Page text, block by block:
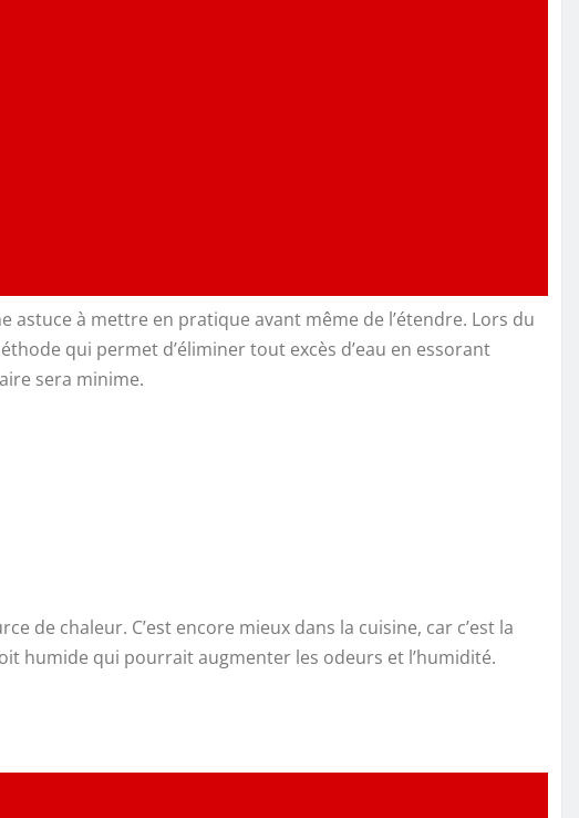
à mettre en pratique avant même de l’étendre. Lors du
qui permet d’éliminer tout excès d’eau en essorant
sera minime.
de chaleur. C’est encore mieux dans la cuisine, car c’est la
humide qui pourrait augmenter les odeurs et l’humidité.